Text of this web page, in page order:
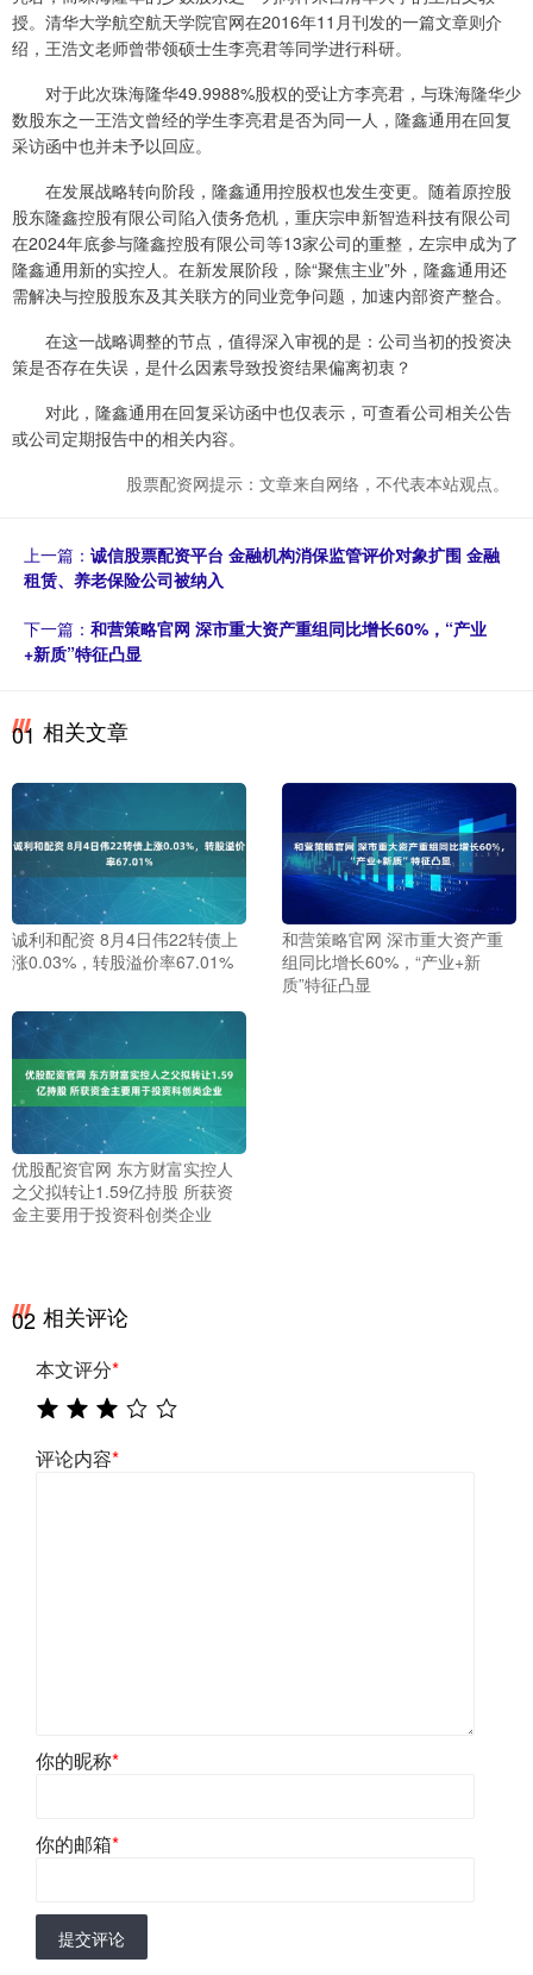
授。清华大学航空航天学院官网在2016年11月刊发的一篇文章则介
绍，王浩文老师曾带领硕士生李亮君等同学进行科研。
对于此次珠海隆华49.9988%股权的受让方李亮君，与珠海隆华少
数股东之一王浩文曾经的学生李亮君是否为同一人，隆鑫通用在回复
采访函中也并未予以回应。
在发展战略转向阶段，隆鑫通用控股权也发生变更。随着原控股
股东隆鑫控股有限公司陷入债务危机，重庆宗申新智造科技有限公司
在2024年底参与隆鑫控股有限公司等13家公司的重整，左宗申成为了
隆鑫通用新的实控人。在新发展阶段，除“聚焦主业”外，隆鑫通用还
需解决与控股股东及其关联方的同业竞争问题，加速内部资产整合。
在这一战略调整的节点，值得深入审视的是：公司当初的投资决
策是否存在失误，是什么因素导致投资结果偏离初衷？
对此，隆鑫通用在回复采访函中也仅表示，可查看公司相关公告
或公司定期报告中的相关内容。
股票配资网提示：文章来自网络，不代表本站观点。
上一篇： 诚信股票配资平台 金融机构消保监管评价对象扩围 金融
租赁、养老保险公司被纳入
下一篇： 和营策略官网 深市重大资产重组同比增长60%，“产业
+新质”特征凸显
01 相关文章
诚利和配资 8月4日伟22转债上
涨0.03%，转股溢价率67.01%
和营策略官网 深市重大资产重
组同比增长60%，“产业+新
质”特征凸显
优股配资官网 东方财富实控人
之父拟转让1.59亿持股 所获资
金主要用于投资科创类企业
02 相关评论
本文评分*
评论内容*
你的昵称*
你的邮箱*
提交评论